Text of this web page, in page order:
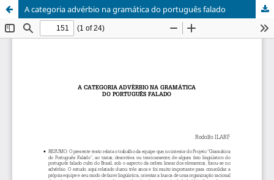
A categoria advérbio na gramática do português falado